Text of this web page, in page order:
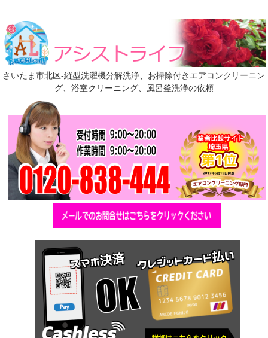
さいたま市北区-縦型洗濯機分解洗浄、お掃除付きエアコンクリーニン
グ、浴室クリーニング、風呂釜洗浄の依頼